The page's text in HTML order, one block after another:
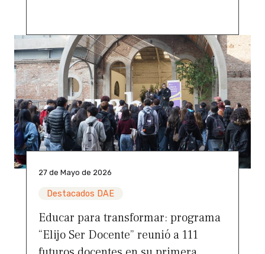
27 de Mayo de 2026
Destacados DAE
Educar para transformar: programa
“Elijo Ser Docente” reunió a 111